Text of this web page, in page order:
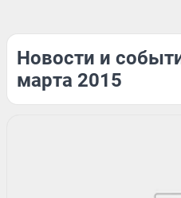
Новости и
марта 2015